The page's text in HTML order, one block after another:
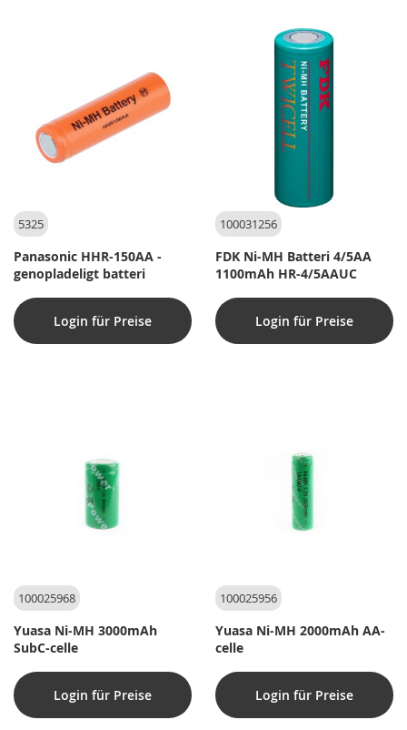
5325
Panasonic HHR-150AA -
genopladeligt batteri
Login für Preise
100031256
FDK Ni-MH Batteri 4/5AA
1100mAh HR-4/5AAUC
Login für Preise
100025968
Yuasa Ni-MH 3000mAh
SubC-celle
Login für Preise
100025956
Yuasa Ni-MH 2000mAh AA-
celle
Login für Preise